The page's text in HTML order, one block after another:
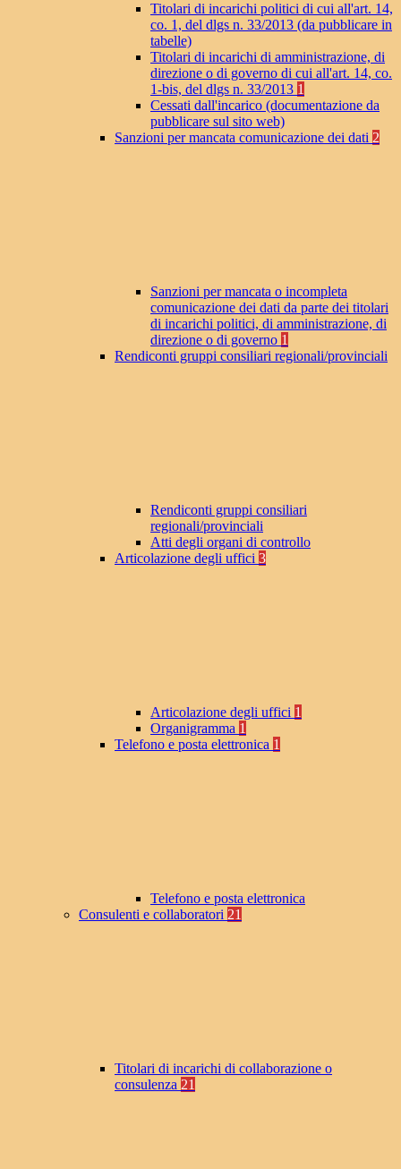
Titolari di incarichi politici di cui all'art. 14,
co. 1, del dlgs n. 33/2013 (da pubblicare in
tabelle)
Titolari di incarichi di amministrazione, di
direzione o di governo di cui all'art. 14, co.
1-bis, del dlgs n. 33/2013 1
Cessati dall'incarico (documentazione da
pubblicare sul sito web)
Sanzioni per mancata comunicazione dei dati 2
Sanzioni per mancata o incompleta
comunicazione dei dati da parte dei titolari
di incarichi politici, di amministrazione, di
direzione o di governo 1
Rendiconti gruppi consiliari regionali/provinciali
Rendiconti gruppi consiliari
regionali/provinciali
Atti degli organi di controllo
Articolazione degli uffici 3
Articolazione degli uffici 1
Organigramma 1
Telefono e posta elettronica 1
Telefono e posta elettronica
Consulenti e collaboratori 21
Titolari di incarichi di collaborazione o
consulenza 21